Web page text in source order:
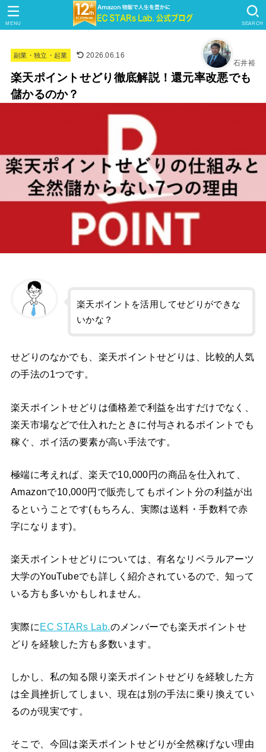
SEARCH
MENU
副業・独立・起業
2026.06.16
石井裕
楽天ポイントせどり徹底解説！還元率改悪でも
儲かるのか？
楽天ポイントを活用してせどりができな
いかな？
せどりのなかでも、楽天ポイントせどりは、比較的人気
の手法の1つです。
楽天ポイントせどりは価格差で利益を出すだけでなく、
楽天市場などで仕入れたときに付与されるポイントでも
稼ぐ、ポイ活の要素が高い手法です。
極端に考えれば、楽天で10,000円の商品を仕入れて、
Amazonで10,000円で販売してもポイント分の利益が出
るということです(もちろん、実際は送料・手数料で赤
字になります)。
楽天ポイントせどりについては、有名なリベラルアーツ
大学のYouTubeでも詳しく紹介されているので、知って
いる方も多いかもしれません。
実際にEC STARs Lab. のメンバーでも楽天ポイントせ
どりを経験した方も多数います。
しかし、私の知る限り楽天ポイントせどりを経験した方
は全員挫折してしまい、現在は別の手法に乗り換えてい
るのが現実です。
そこで、今回は楽天ポイントせどりが全然稼げない理由